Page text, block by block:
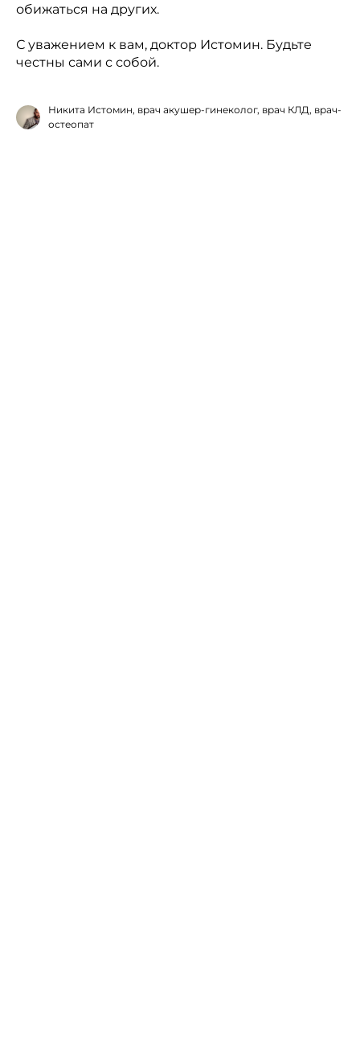
обижаться на других.
С уважением к вам, доктор Истомин. Будьте
честны сами с собой.
Никита Истомин, врач акушер-гинеколог, врач КЛД, врач-
остеопат